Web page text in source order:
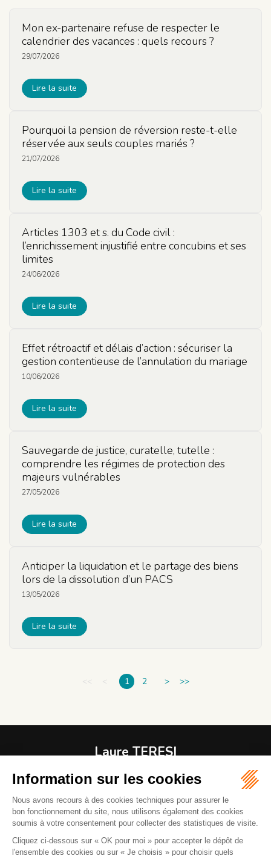
Mon ex-partenaire refuse de respecter le
calendrier des vacances : quels recours ?
29/07/2026
Lire la suite
Pourquoi la pension de réversion reste-t-elle
réservée aux seuls couples mariés ?
21/07/2026
Lire la suite
Articles 1303 et s. du Code civil :
l’enrichissement injustifié entre concubins et ses
limites
24/06/2026
Lire la suite
Effet rétroactif et délais d’action : sécuriser la
gestion contentieuse de l’annulation du mariage
10/06/2026
Lire la suite
Sauvegarde de justice, curatelle, tutelle :
comprendre les régimes de protection des
majeurs vulnérables
27/05/2026
Lire la suite
Anticiper la liquidation et le partage des biens
lors de la dissolution d’un PACS
13/05/2026
Lire la suite
<< < 1 2 > >>
Laure TERESI
06800 CAGNES-SUR-MER
04 92 08 37 61
06 82 43 00 37
Mail :l.teresiavocat@gmail.com
La réception des clients se fait sur rendez-vous. Parking